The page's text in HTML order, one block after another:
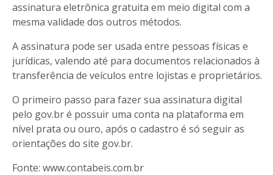
assinatura eletrônica gratuita em meio digital com a
mesma validade dos outros métodos.
A assinatura pode ser usada entre pessoas físicas e
jurídicas, valendo até para documentos relacionados à
transferência de veículos entre lojistas e proprietários.
O primeiro passo para fazer sua assinatura digital
pelo gov.br é possuir uma conta na plataforma em
nível prata ou ouro, após o cadastro é só seguir as
orientações do site gov.br.
Fonte: www.contabeis.com.br